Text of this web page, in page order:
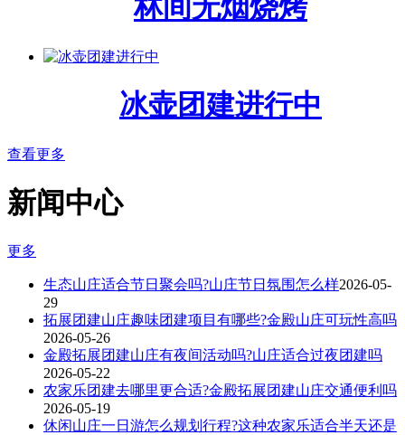
林间无烟烧烤
冰壶团建进行中
查看更多
新闻中心
更多
生态山庄适合节日聚会吗?山庄节日氛围怎么样2026-05-
29
拓展团建山庄趣味团建项目有哪些?金殿山庄可玩性高吗
2026-05-26
金殿拓展团建山庄有夜间活动吗?山庄适合过夜团建吗
2026-05-22
农家乐团建去哪里更合适?金殿拓展团建山庄交通便利吗
2026-05-19
休闲山庄一日游怎么规划行程?这种农家乐适合半天还是